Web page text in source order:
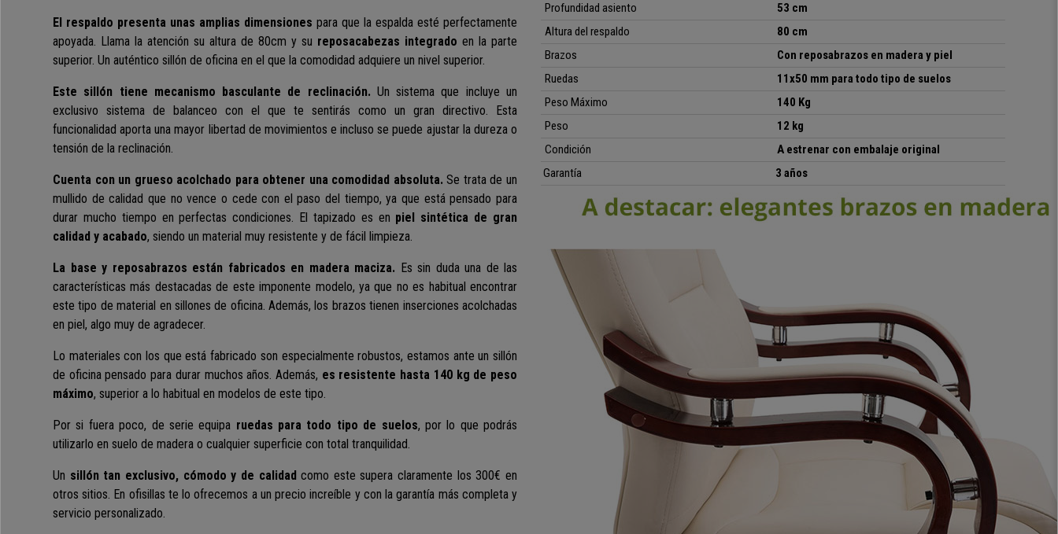
El respaldo presenta unas amplias dimensiones para que la espalda esté perfectamente
apoyada. Llama la atención su altura de 80cm y su reposacabezas integrado en la parte
superior. Un auténtico sillón de oficina en el que la comodidad adquiere un nivel superior.
Este sillón tiene mecanismo basculante de reclinación. Un sistema que incluye un
exclusivo sistema de balanceo con el que te sentirás como un gran directivo. Esta
funcionalidad aporta una mayor libertad de movimientos e incluso se puede ajustar la dureza o
tensión de la reclinación.
Cuenta con un grueso acolchado para obtener una comodidad absoluta. Se trata de un
mullido de calidad que no vence o cede con el paso del tiempo, ya que está pensado para
durar mucho tiempo en perfectas condiciones. El tapizado es en piel sintética de gran
calidad y acabado, siendo un material muy resistente y de fácil limpieza.
La base y reposabrazos están fabricados en madera maciza. Es sin duda una de las
características más destacadas de este imponente modelo, ya que no es habitual encontrar
este tipo de material en sillones de oficina. Además, los brazos tienen inserciones acolchadas
en piel, algo muy de agradecer.
Lo materiales con los que está fabricado son especialmente robustos, estamos ante un sillón
de oficina pensado para durar muchos años. Además, es resistente hasta 140 kg de peso
máximo, superior a lo habitual en modelos de este tipo.
Por si fuera poco, de serie equipa ruedas para todo tipo de suelos, por lo que podrás
utilizarlo en suelo de madera o cualquier superficie con total tranquilidad.
Un sillón tan exclusivo, cómodo y de calidadcomo este supera claramente los 300€ en
otros sitios. En ofisillas te lo ofrecemos a un precio increíble y con la garantía más completa y
servicio personalizado.
Profundidad asiento
53 cm
Altura del respaldo
80 cm
Brazos
Con reposabrazos en madera y piel
Ruedas
11x50 mm para todo tipo de suelos
Peso Máximo
140 Kg
Peso
12 kg
Condición
A estrenar con embalaje original
Garantía
3 años